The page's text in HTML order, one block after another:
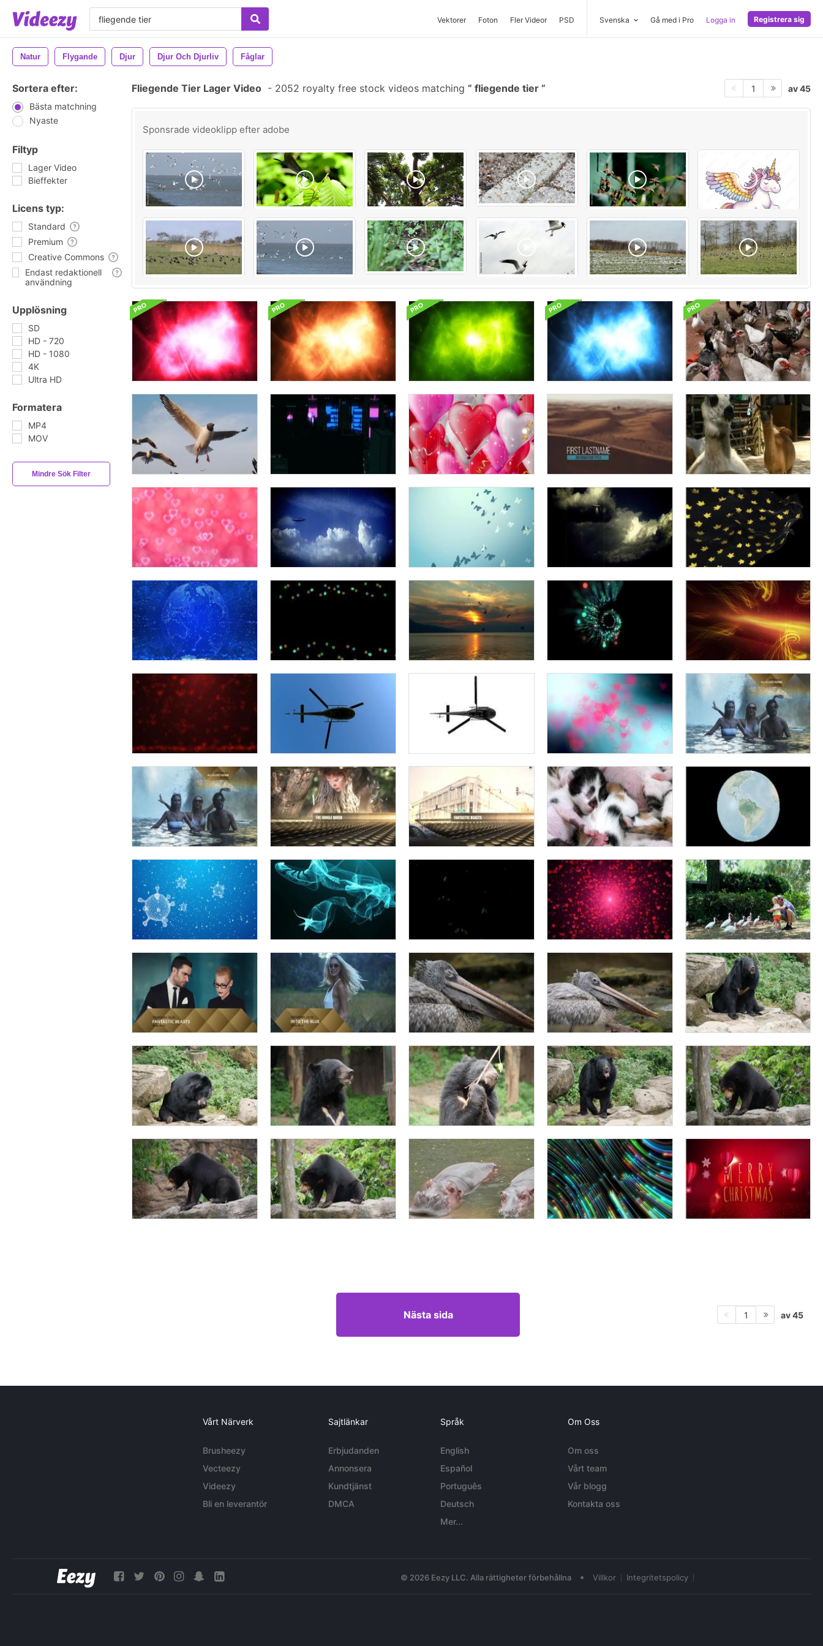
Vektorer Foton Fler Videor PSD Svenska Gå med i Pro Logga in Registrera sig
Natur Flygande Djur Djur Och Djurliv Fåglar
Sortera efter:
Bästa matchning
Nyaste
Filtyp
Lager Video
Bieffekter
Licens typ:
Standard
Premium
Creative Commons
Endast redaktionell
användning
Upplösning
SD
HD - 720
HD - 1080
4K
Ultra HD
Formatera
MP4
MOV
Mindre Sök Filter
Fliegende Tier Lager Video - 2052 royalty free stock videos matching fliegende tier 1 av 45
Sponsrade videoklipp efter adobe
Nästa sida 1 av 45
Vårt Närverk
Brusheezy
Vecteezy
Videezy
Bli en leverantör
Sajtlänkar
Erbjudanden
Annonsera
Kundtjänst
DMCA
Språk
English
Español
Português
Deutsch
Mer...
Om Oss
Om oss
Vårt team
Vår blogg
Kontakta oss
© 2026 Eezy LLC. Alla rättigheter förbehållna • Villkor Integritetspolicy